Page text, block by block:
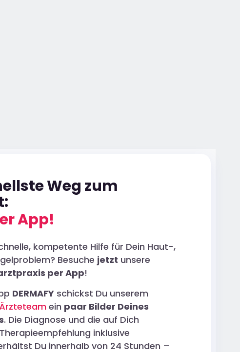
Weg zum
App!
kompetente Hilfe für Dein Haut-,
Besuche jetzt unsere
per App!
DERMAFY schickst Du unserem
Ärzteteam ein paar Bilder Deines
. Die Diagnose und die auf Dich
inklusive
Du innerhalb von 24 Stunden –